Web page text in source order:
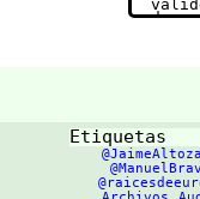
La
una
Etiquetas